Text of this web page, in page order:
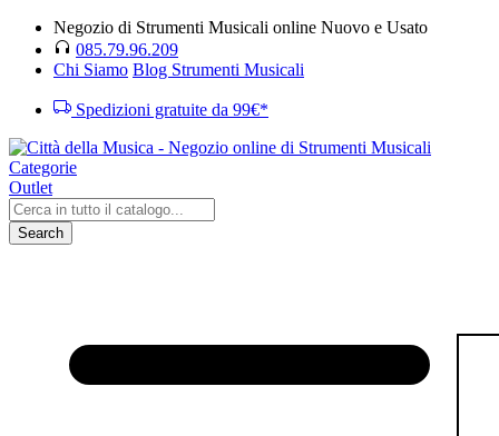
Negozio di Strumenti Musicali online Nuovo e Usato
085.79.96.209
Chi Siamo Blog Strumenti Musicali
Spedizioni gratuite da 99€*
Categorie
Outlet
Search